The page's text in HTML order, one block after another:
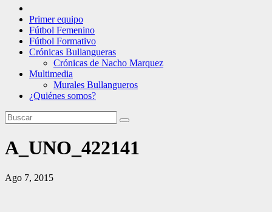
Primer equipo
Fútbol Femenino
Fútbol Formativo
Crónicas Bullangueras
Crónicas de Nacho Marquez
Multimedia
Murales Bullangueros
¿Quiénes somos?
A_UNO_422141
Ago 7, 2015